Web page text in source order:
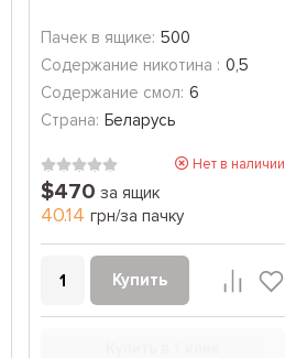
Пачек в ящике: 500
Содержание никотина : 0,5
Содержание смол: 6
Страна: Беларусь
Нет в наличии
$470 за ящик
40.14 грн/за пачку
Купить